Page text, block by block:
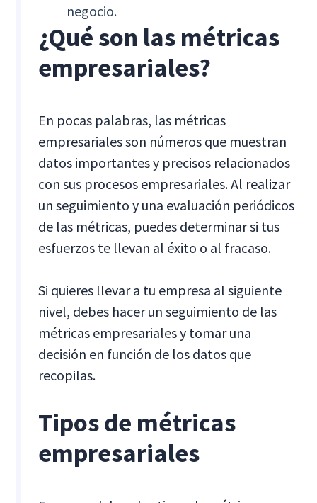
negocio.
¿Qué son las métricas
empresariales?
En pocas palabras, las métricas
empresariales son números que muestran
datos importantes y precisos relacionados
con sus procesos empresariales. Al realizar
un seguimiento y una evaluación periódicos
de las métricas, puedes determinar si tus
esfuerzos te llevan al éxito o al fracaso.
Si quieres llevar a tu empresa al siguiente
nivel, debes hacer un seguimiento de las
métricas empresariales y tomar una
decisión en función de los datos que
recopilas.
Tipos de métricas
empresariales